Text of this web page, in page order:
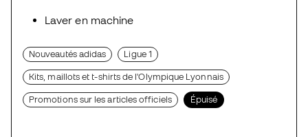
Laver en machine
Nouveautés adidas Ligue 1
Kits, maillots et t-shirts de l'Olympique Lyonnais
Promotions sur les articles officiels Épuisé